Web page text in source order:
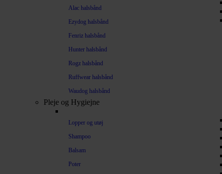
Alac halsbånd
Ezydog halsbånd
Fenriz halsbånd
Hunter halsbånd
Rogz halsbånd
Ruffwear halsbånd
Waudog halsbånd
Pleje og Hygiejne
Lopper og utøj
Shampoo
Balsam
Poter